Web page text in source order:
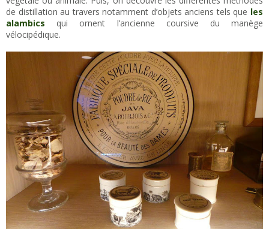
de distillation au travers notamment d’objets anciens tels que les
alambics qui ornent l’ancienne coursive du manège
vélocipédique.